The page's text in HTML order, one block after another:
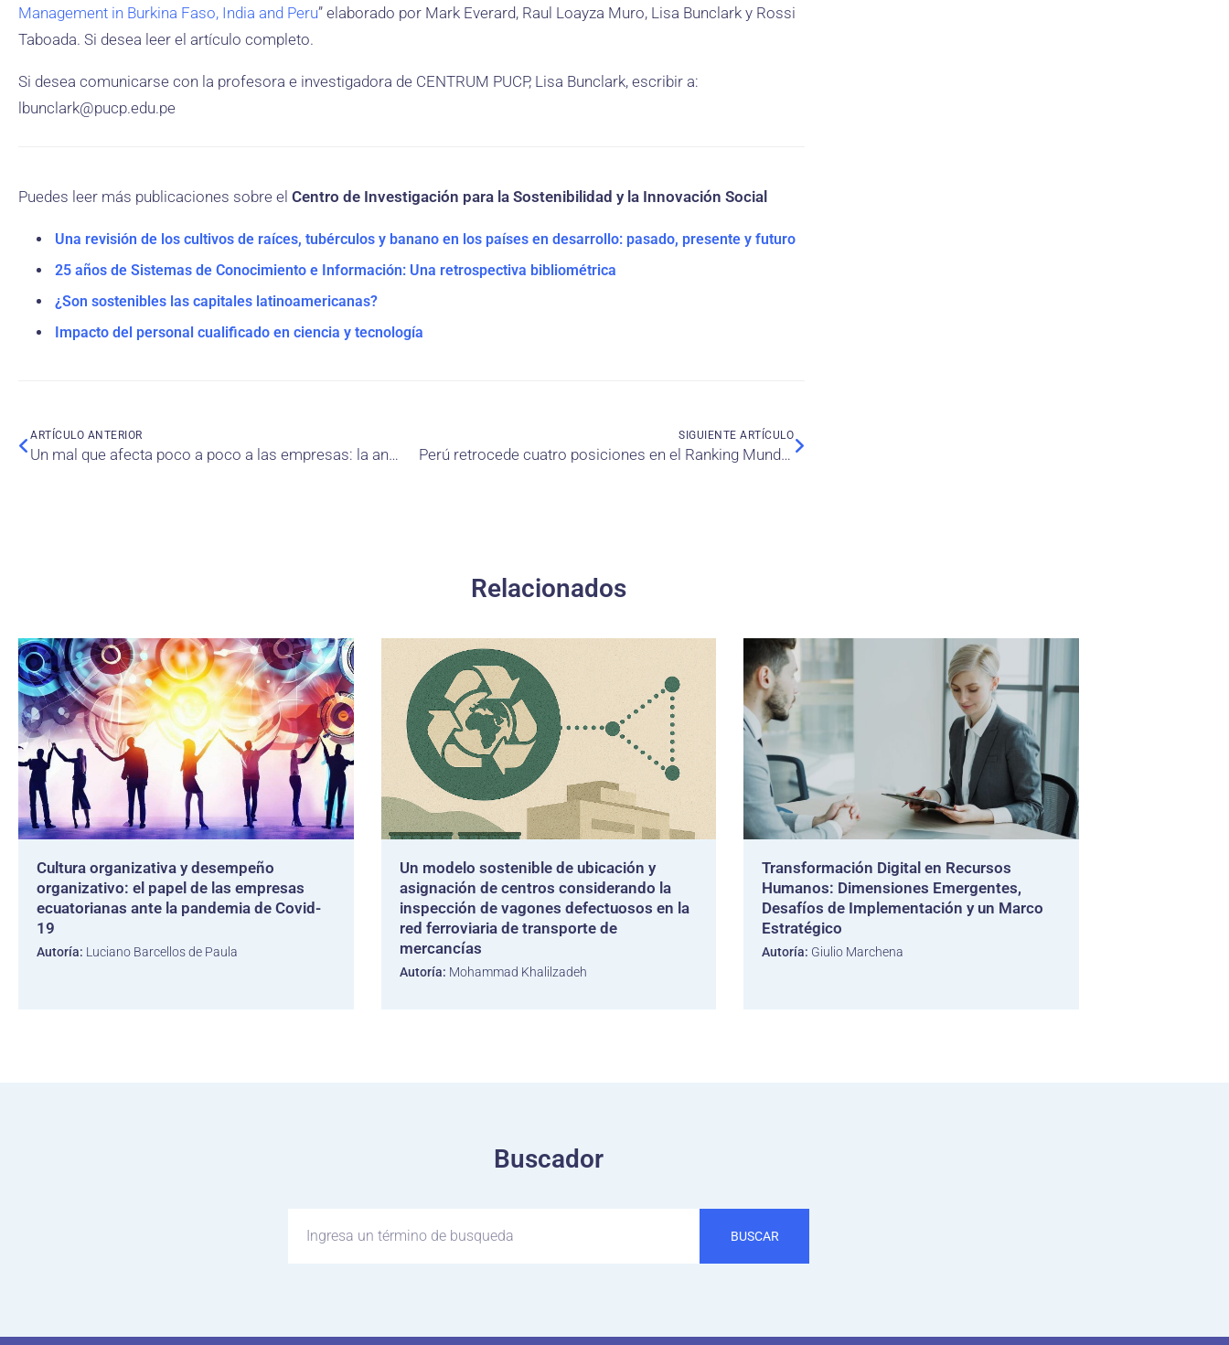
Management in Burkina Faso, India and Peru” elaborado por Mark Everard, Raul Loayza Muro, Lisa Bunclark y Rossi
Taboada. Si desea leer el artículo completo.
Si desea comunicarse con la profesora e investigadora de CENTRUM PUCP, Lisa Bunclark, escribir a:
lbunclark@pucp.edu.pe
Puedes leer más publicaciones sobre el Centro de Investigación para la Sostenibilidad y la Innovación Social
Una revisión de los cultivos de raíces, tubérculos y banano en los países en desarrollo: pasado, presente y futuro
25 años de Sistemas de Conocimiento e Información: Una retrospectiva bibliométrica
¿Son sostenibles las capitales latinoamericanas?
Impacto del personal cualificado en ciencia y tecnología
ARTÍCULO ANTERIOR
Un mal que afecta poco a poco a las empresas: la anomia
SIGUIENTE ARTÍCULO
Perú retrocede cuatro posiciones en el Ranking Mundial del Talento 2019
Relacionados
Cultura organizativa y desempeño
organizativo: el papel de las empresas
ecuatorianas ante la pandemia de Covid-
19
Autoría: Luciano Barcellos de Paula
Un modelo sostenible de ubicación y
asignación de centros considerando la
inspección de vagones defectuosos en la
red ferroviaria de transporte de
mercancías
Autoría: Mohammad Khalilzadeh
Transformación Digital en Recursos
Humanos: Dimensiones Emergentes,
Desafíos de Implementación y un Marco
Estratégico
Autoría: Giulio Marchena
Buscador
BUSCAR